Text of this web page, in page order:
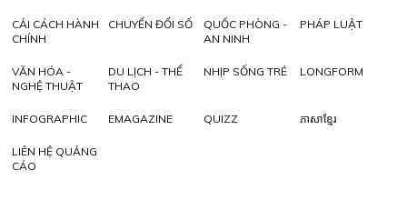
CẢI CÁCH HÀNH
CHÍNH
CHUYỂN ĐỔI SỐ
QUỐC PHÒNG -
AN NINH
PHÁP LUẬT
VĂN HÓA -
NGHỆ THUẬT
DU LỊCH - THỂ
THAO
NHỊP SỐNG TRẺ LONGFORM
INFOGRAPHIC EMAGAZINE QUIZZ ភាសាខ្មែរ
LIÊN HỆ QUẢNG
CÁO